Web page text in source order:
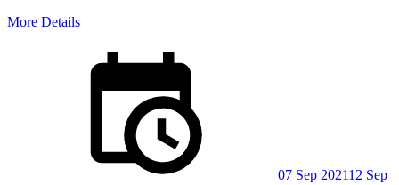
More Details
07 Sep 202112 Sep